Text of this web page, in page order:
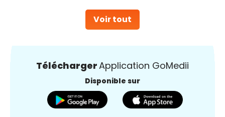
Voir tout
TéléchargerApplication GoMedii
Disponible sur